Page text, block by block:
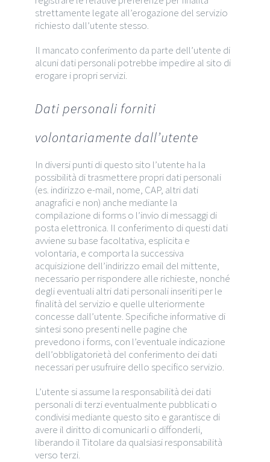
strettamente legate all’erogazione del servizio
richiesto dall’utente stesso.
Il mancato conferimento da parte dell’utente di
alcuni dati personali potrebbe impedire al sito di
erogare i propri servizi.
Dati personali forniti
volontariamente dall’utente
In diversi punti di questo sito l’utente ha la
possibilità di trasmettere propri dati personali
(es. indirizzo e-mail, nome, CAP, altri dati
anagrafici e non) anche mediante la
compilazione di forms o l’invio di messaggi di
posta elettronica. Il conferimento di questi dati
avviene su base facoltativa, esplicita e
volontaria, e comporta la successiva
acquisizione dell’indirizzo email del mittente,
necessario per rispondere alle richieste, nonché
degli eventuali altri dati personali inseriti per le
finalità del servizio e quelle ulteriormente
concesse dall’utente. Specifiche informative di
sintesi sono presenti nelle pagine che
prevedono i forms, con l’eventuale indicazione
dell’obbligatorietà del conferimento dei dati
necessari per usufruire dello specifico servizio.
L’utente si assume la responsabilità dei dati
personali di terzi eventualmente pubblicati o
condivisi mediante questo sito e garantisce di
avere il diritto di comunicarli o diffonderli,
liberando il Titolare da qualsiasi responsabilità
verso terzi.